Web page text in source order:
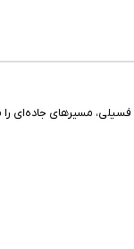
مسیرهای جاده‌ای